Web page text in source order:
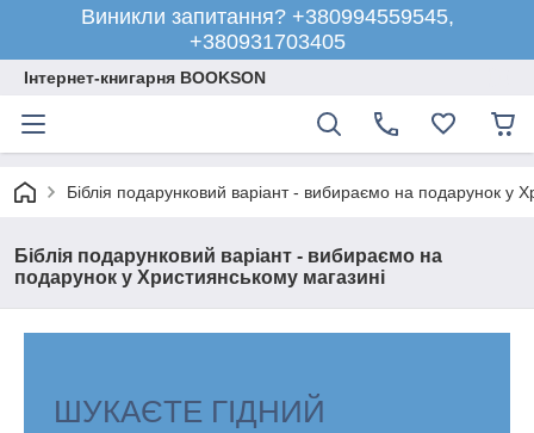
Виникли запитання? +380994559545,
+380931703405
Інтернет-книгарня BOOKSON
Біблія подарунковий варіант - вибираємо на подарунок у
Біблія подарунковий варіант - вибираємо на
подарунок у Християнському магазині
ШУКАЄТЕ ГІДНИЙ